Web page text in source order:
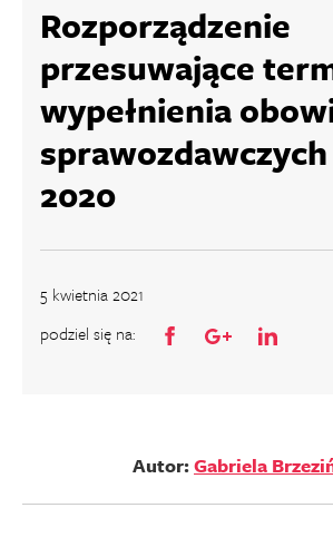
Rozporządzenie
przesuwające
wypełnienia
2020
5 kwietnia 2021
podziel się na:
Autor:Gabriela